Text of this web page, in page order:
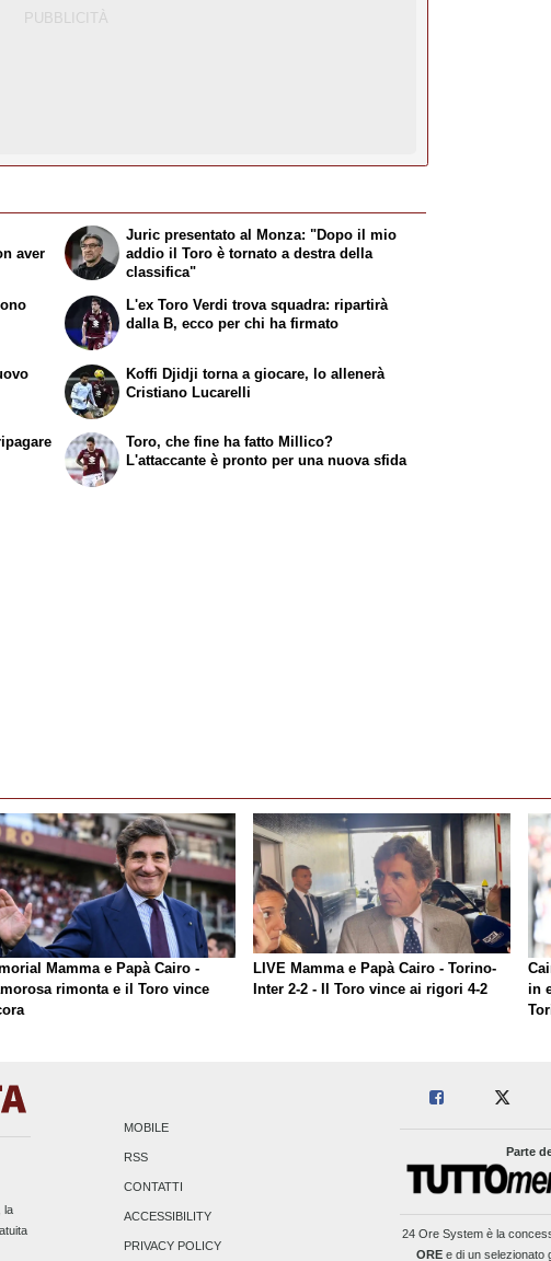
aver
Juric presentato al Monza: "Dopo il mio
addio il Toro è tornato a destra della
classifica"
L'ex Toro Verdi trova squadra: ripartirà
dalla B, ecco per chi ha firmato
Koffi Djidji torna a giocare, lo allenerà
Cristiano Lucarelli
Toro, che fine ha fatto Millico?
L'attaccante è pronto per una nuova sfida
Mamma e Papà Cairo -
rimonta e il Toro vince
LIVE Mamma e Papà Cairo - Torino-
Inter 2-2 - Il Toro vince ai rigori 4-2
in
la
MOBILE
RSS
CONTATTI
ACCESSIBILITY
PRIVACY POLICY
Parte
24 Ore Systemè la
OREe di un selezionato